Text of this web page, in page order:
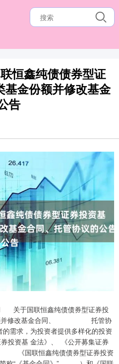
恒鑫纯债债券型证
金份额并修改基金
告
基 第三部分 基 A 类基金份额；不收取认购/申购费用，但从本类别 金资产中计提销售服务费的 ，称为 B 类基金份额； 金的基本情 基金资产中计提销售服务费的，称为 C 类基金份额；不收取认购/申购费用，赎回时收取赎回费用的，且 况 不收取申购费用，但从本类别基金资产中计提销售 从本类别基金资产中计提销售服务费的，称为 C 类 服务费的，称为 E 类基金份额。相关费率的设置及 基金份额；不收取申购费用，赎回时收取赎回费用 费率水平在招募说明书中具体列示。 的，且从本类别基金资产中计提销售服务费的，称 …… 为 E 类基金份额。相关费率的设置及费率水平在 招募说明书中具体列示。 …… 六、申购和赎回的价格、费用及其用途 六、申购和赎回的价格、费用及其用途 1、本基金基金份额分为 A 类、B 类、C 类和 E 类四类 基金份额单独设置基金代码，分别计算和公告基金 计算和公告基金份额净值。本基金各类基金份额 份额净值。本基金各类基金份额净值的计算，均保 净值的计算，均保留到小数点后 4 位，小数点后第 5 留到小数点后 4 位，小数点后第 5 位四舍五入，由此 位四舍五入，由此产生的收益或损失由基金财产承 产生的收益或损失由基金财产承担。但如遇特殊 担。但如遇特殊情况，为保护基金份额持有人利 情况，为保护基金份额持有人利益 ，基金管理人与 益，基金管理人与基金托管人协商一致 ，可阶段性 基金托管人协商一致，可阶段性调整基金份额净值 调整基金份额净值计算精度并进行相应公告，无需 计算精度并进行相应公告，无需召开基金份额持有 召开基金份额持有人大会审议。T 日的基金份额 人大会审议。T 日的基金份额净值在当天收市后计 净值在当天收市后计算，并在 T+1 日内公告。遇特 第六部分 基 算，并在 T+1 日内公告。遇特殊情况，经履行适当程 殊情况，经履行适当程序，可以适当延迟计算或公 金份额的申 序，可以适当延迟计算或公告。 告。 购与赎回 2、申购份额的计算及余额的处理方式：本基金申购 2、申购份额的计算及余额的处理方式：本基金申购 份 额 的 计 算 及 余 额 的 处 理 方 式 详 见《招 募 说 明 份 额 的 计 算 及 余 额 的 处 理 方 式 详 见《招 募 说 明 书》。本基金 A 类份额的申购费率由基金管理人决 书》。本基金 A 类份额和 B 类份额的申购费率由基 定， 并在招募说明书中列示， C 类、E 类份额不收取申 金管理人决定，并在招募说明书中列示，C 类、E 类 购费。申购的有效份额为净申购金额除以当日的 份额不收取申购费。申购的有效份额为净申购金 该类别基金份额净值，有效份额单位为份，上述计 额除以当日的该类别基金份额净值，有效份额单位 算结果均按四舍五入方法，保留到小数点后 2 位，由 为份，上述计算结果均按四舍五入方法 ，保留到小 此产生的收益或损失由基金财产承担。 数点后 2 位，由此产生的收益或损失由基金财产承 …… 担。 承担， 不列入基金财产。 4、本基金 A 类份额和 B 类份额的申购费用由 A 类 份额和 B 类份额的投资人承担， 不列入基金财产。 二、基金托管人 二、基金托管人 （一）基金托管人简况 （一）基金托管人简况 名称： 南 京 银 行股份有限公司 名称： 南 京 银 行股份有限公司 住所： 南京市中山路 288 号 住所： 南京市江山大街 88 号 法定代表人： 胡升荣 法定代表人： 谢宁 第七部分 基 成立时间：1996 年 2 月 6 日 成立时间： 1996 年 2 月 6 日 金合同当事 批准设立机关和批准设立文号：中国人民银行银复 批准设立机关和批准设立文号：中国人民银行银复 人及权利义 〔1996〕43 号文 〔1996〕43 号文 务 组织形式： 股份有限公司 组织形式： 股份有限公司 注册资本： 人民币 848,220.7924 万元 注册资本： 1106758.5484 万元人民币 存续期间： 持续经营 存续期间： 持续经营 基金托管资格批文及文号 ：中国证监会证监许可 基金托管资格批文及文号：中国证监会证监许可 〔2014〕405 号 〔2014〕405 号 二、基金费用计提方法、计提标准和支付方式 二、基金费用计提方法、计提标准和支付方式 本基金 A 类基金份额不收取销售服务费，C 类、E 类 本基金 A 类、B 类基金份额不收取销售服务费 ，C 基金份额的销售服务费年费率为 0.30%。销售服务 类、E 类基金份额的销售服务费年费率为 0.30%。 费计提的计算公式如下： 销售服务费计提的计算公式如下： H=E×0.30%÷当年天数 H=E×0.30%÷当年天数 第十五部分 H 为该类基金份额每日应计提的销售服务费 H 为该类基金份额每日应计提的销售服务费 基金费用与 E 为该类基金份额前一日的基金资产净值 E 为该类基金份额前一日的基金资产净值 税收 销售服务费每日计提，逐日累计至每月月末，按月 销售服务费每日计提，逐日累计至每月月末 ，按月 支付。由基金管理人向基金托管人发送基金销售 支付。由基金管理人向基金托管人发送基金销售 服务费划款指令，基金托管人复核后于次月首日起 服务费划款指令，基金托管人复核后于次月首日起 构 ，由登记机构代付给销售机构。若遇法定节假 构，由登记机构代付给销售机构。若遇法定节假 日、休息日等， 支付日期顺延。 日、休息日等， 支付日期顺延。 三、基金收益分配原则 三、基金收益分配原则 第 十 六 部 分 3、由于本基金 A 类基金份额不收取销售服务费，而 3、由于本基金 A 类、B 类基金份额不收取销售服务 基 金 的 收 益 C 类、E 类基金份额收取销售服务费，各基金份额类 费，而 C 类、E 类基金份额收取销售服务费，各基金 与分配 别对应的可供分配利润可能有所不同，本基金同一 份额类别对应的可供分配利润可能有所不同，本基 类别的每一基金份额享有同等分配权； 金同一类别的每一基金份额享有同等分配权； 第二十四部 分 基金合同 基金合同摘要修改同基金合同正文部分内容 内容摘要 附件二： 《国联恒鑫纯债债券型证券投资基金托管协议》修改前后文对照表 章节 修订前表述 修订后表述 基金管理人： 国联基金管理有限公司 基金管理人： 国联基金管理有限公司 名称： 国联基金管理有限公司 名称： 国联基金管理有限公司 住所 ：深圳市福田区福田街道岗厦社区金田路 3086 住 所 ：深 圳 市 福 田 区 福 田 街 道 岗 厦 社 区 金 田 路 号大百汇广场 31 层 02-04 单元 3086 号大百汇广场 31 层 02-04 单元 办公地址 ：北京市东城区安定门外大街 208 号中粮 办公地址：北京市东城区安定门外大街 208 号玖安 置地广场 A 座 11 层 广场 A 座 11 层 …… …… 基金托管人： 南 京 银 行股份有限公司 基金托管人： 南 京 银 行股份有限公司 名称： 南 京 银 行股份有限公司 名称： 南 京 银 行股份有限公司 住所： 南京市玄武区中山路 288 号 住所： 南京市江山大街 88 号 法定代表人: 胡升荣 法定代表人: 谢宁 成立时间：1996 年 2 月 6 日 成立时间： 1996 年 2 月 6 日 基 金 托 管 业 务 批 准 文 号 ：中 国 证 监 会 证 监 许 可 基 金 托 管 业 务 批 准 文 号 ：中 国 证 监 会 证 监 许 可 【2014】405 号 【2014】405 号 组织形式： 股份有限公司 组织形式： 股份有限公司 注册资本： 848220.7924 万元人民币 注册资本： 1106758.5484 万元人民币 存续期间： 持续经营 存续期间： 持续经营 名称： 国联基金管理有限公司 名称： 国联基金管理有限公司 住所：深圳市福田区福田街道岗厦社区金田路 3086 住 所 ：深 圳 市 福 田 区 福 田 街 道 岗 厦 社 区 金 田 路 号大百汇广场 31 层 02-04 单元